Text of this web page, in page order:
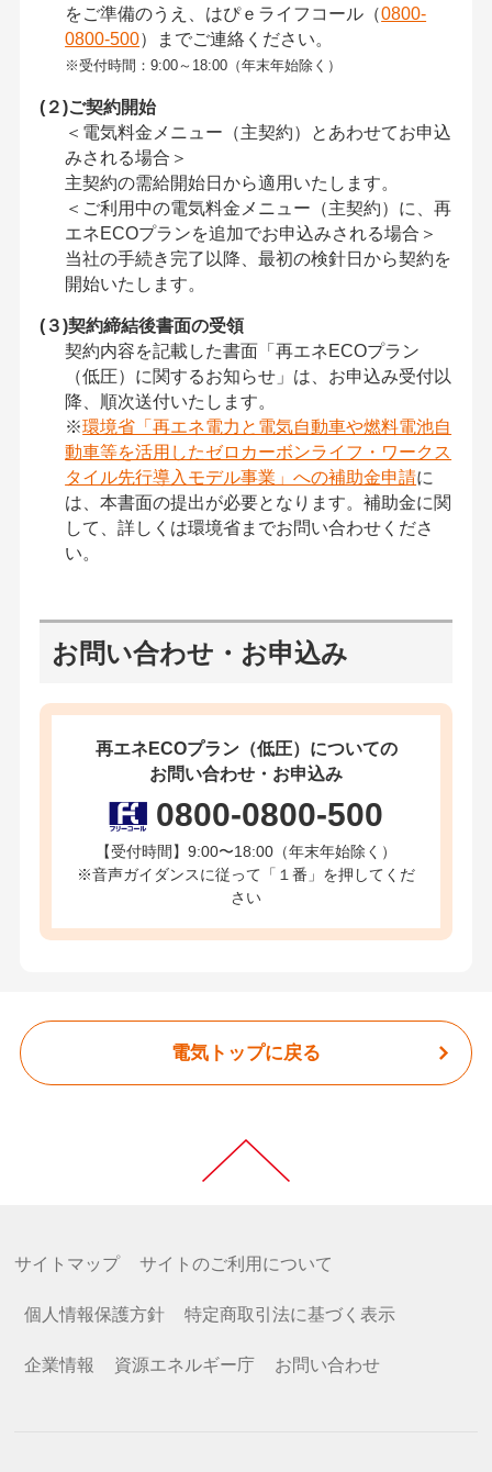
をご準備のうえ、はぴｅライフコール（0800-
0800-500）までご連絡ください。
※受付時間：9:00～18:00（年末年始除く）
(２)ご契約開始
＜電気料金メニュー（主契約）とあわせてお申込
みされる場合＞
主契約の需給開始日から適用いたします。
＜ご利用中の電気料金メニュー（主契約）に、再
エネECOプランを追加でお申込みされる場合＞
当社の手続き完了以降、最初の検針日から契約を
開始いたします。
(３)契約締結後書面の受領
契約内容を記載した書面「再エネECOプラン
（低圧）に関するお知らせ」は、お申込み受付以
降、順次送付いたします。
※環境省「再エネ電力と電気自動車や燃料電池自
動車等を活用したゼロカーボンライフ・ワークス
タイル先行導入モデル事業」への補助金申請に
は、本書面の提出が必要となります。補助金に関
して、詳しくは環境省までお問い合わせくださ
い。
お問い合わせ・お申込み
再エネECOプラン（低圧）についての
お問い合わせ・お申込み
0800-0800-500
【受付時間】9:00〜18:00（年末年始除く）
※音声ガイダンスに従って「１番」を押してくだ
さい
電気トップに戻る
サイトマップ サイトのご利用について
個人情報保護方針 特定商取引法に基づく表示
企業情報 資源エネルギー庁 お問い合わせ